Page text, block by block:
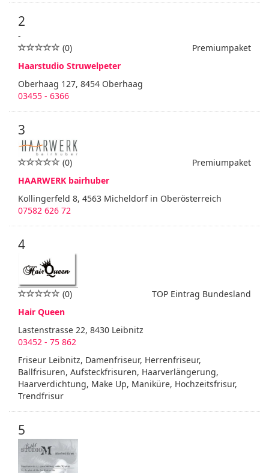
2
-
Premiumpaket
(0)
Haarstudio Struwelpeter
Oberhaag 127, 8454 Oberhaag
03455 - 6366
3
Premiumpaket
(0)
HAARWERK bairhuber
Kollingerfeld 8, 4563 Micheldorf in Oberösterreich
07582 626 72
4
TOP Eintrag Bundesland
(0)
Hair Queen
Lastenstrasse 22, 8430 Leibnitz
03452 - 75 862
Friseur Leibnitz, Damenfriseur, Herrenfriseur,
Ballfrisuren, Aufsteckfrisuren, Haarverlängerung,
Haarverdichtung, Make Up, Maniküre, Hochzeitsfrisur,
Trendfrisur
5